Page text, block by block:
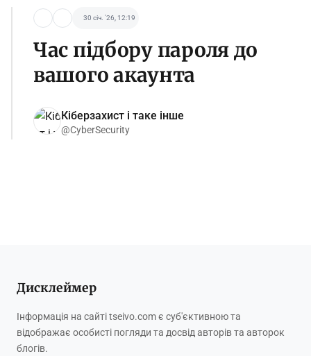
30 січ. '26, 12:19
Час підбору пароля до
вашого акаунта
Кіберзахист і таке інше
@CyberSecurity
Дисклеймер
Інформація на сайті tseivo.com є суб'єктивною та
відображає особисті погляди та досвід авторів та авторок
блогів.